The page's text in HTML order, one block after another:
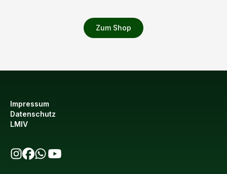
Zum Shop
Impressum
Datenschutz
LMIV